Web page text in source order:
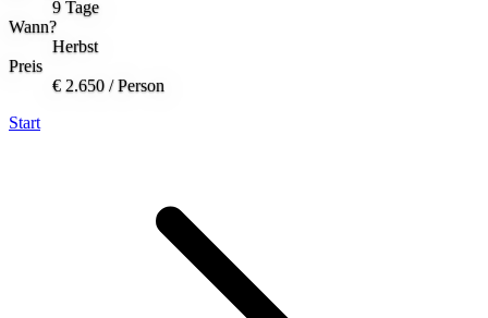
9 Tage
Wann?
Herbst
Preis
€ 2.650 / Person
Start